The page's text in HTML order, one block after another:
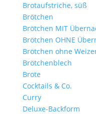
Brotaufstriche, süß
Brötchen
Brötchen MIT
Brötchen OHNE
Brötchen ohne
Brötchenblech
Brote
Cocktails & Co.
Curry
Deluxe-Backform